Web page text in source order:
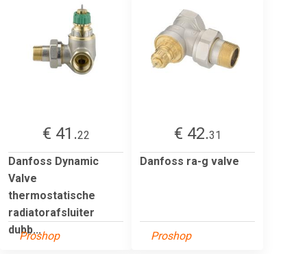
€ 41.22
Danfoss Dynamic
Valve
thermostatische
radiatorafsluiter
dubb...
Proshop
€ 42.31
Danfoss ra-g valve
Proshop